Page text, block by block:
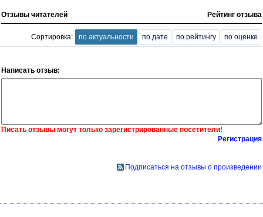
Отзывы читателей Рейтинг отзыва
Сортировка: по актуальности по дате по рейтингу по оценке
Написать отзыв:
Писать отзывы могут только зарегистрированные посетители!
Регистрация
Подписаться на отзывы о произведении